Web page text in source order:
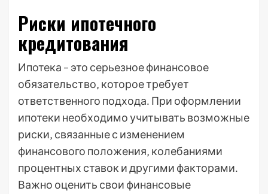
Риски ипотечного
кредитования
Ипотека – это серьезное финансовое
обязательство‚ которое требует
ответственного подхода․ При оформлении
ипотеки необходимо учитывать возможные
риски‚ связанные с изменением
финансового положения‚ колебаниями
процентных ставок и другими факторами․
Важно оценить свои финансовые